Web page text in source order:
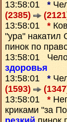
13:58:01 *
(2385)
13:58:01 *
"ура" накатил
пинок по
13:58:01
здоровья
13:58:01 *
(1593)
13:58:01 *
криками "за